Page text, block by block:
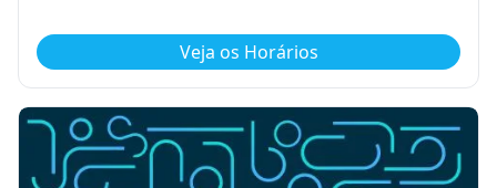
Veja os Horários